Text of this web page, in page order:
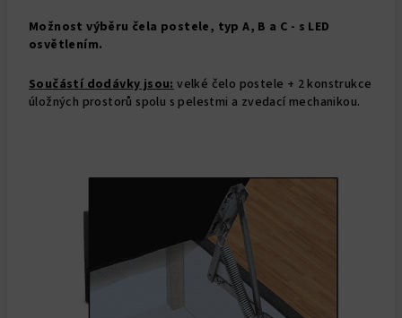
Možnost výběru čela postele, typ A, B a C - s LED
osvětlením.
Součástí dodávky jsou: velké čelo postele + 2 konstrukce
úložných prostorů spolu s pelestmi a zvedací mechanikou.